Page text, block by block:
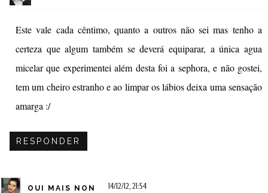
Este vale cada cêntimo, quanto a outros não sei mas tenho a
certeza que algum também se deverá equiparar, a única agua
micelar que experimentei além desta foi a sephora, e não gostei,
tem um cheiro estranho e ao limpar os lábios deixa uma sensação
amarga :/
RESPONDER
OUI MAIS NON 14/12/12, 21:54